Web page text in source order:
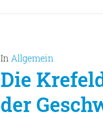
In Allgemein
Die
der